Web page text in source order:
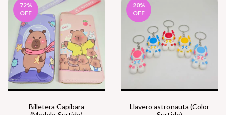
72%
OFF
Billetera Capibara
20%
OFF
Llavero astronauta (Color